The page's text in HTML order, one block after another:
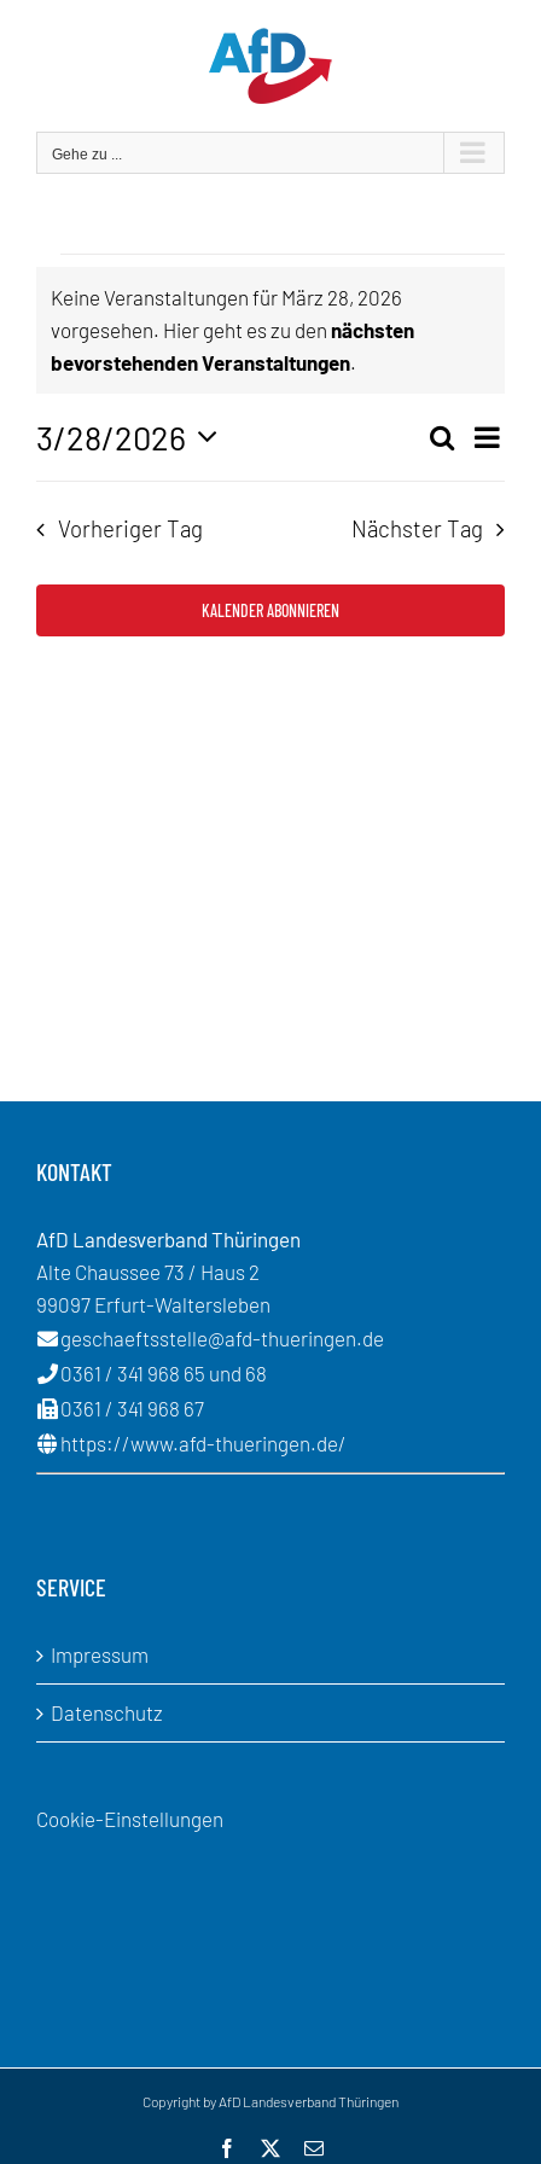
Gehe zu ...
Veranstaltungen
für
März
2026
Hinweis
Keine Veranstaltungen für März 28, 2026
vorgesehen. Hier geht es zu den nächsten
bevorstehenden Veranstaltungen.
Suche
Suche
Tag
3/28/2026
Vorheriger Tag Nächster Tag
KALENDER ABONNIEREN
KONTAKT
AfD Landesverband Thüringen
Alte Chaussee 73 / Haus 2
99097 Erfurt-Waltersleben
geschaeftsstelle@afd-thueringen.de
0361 / 341 968 65 und 68
0361 / 341 968 67
https://www.afd-thueringen.de/
SERVICE
Impressum
Datenschutz
Cookie-Einstellungen
Copyright by AfD Landesverband Thüringen
Facebook
E-